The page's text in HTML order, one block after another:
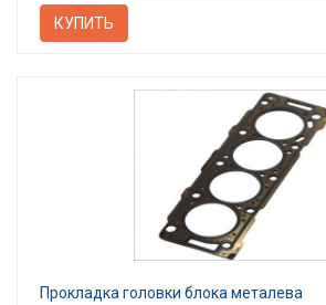
КУПИТЬ
Прокладка головки блока металева